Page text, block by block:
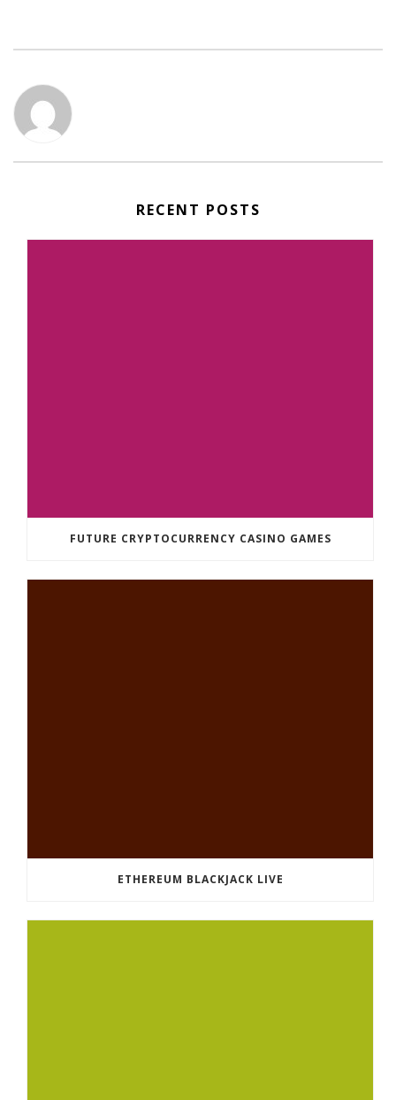
RECENT POSTS
FUTURE CRYPTOCURRENCY CASINO GAMES
ETHEREUM BLACKJACK LIVE